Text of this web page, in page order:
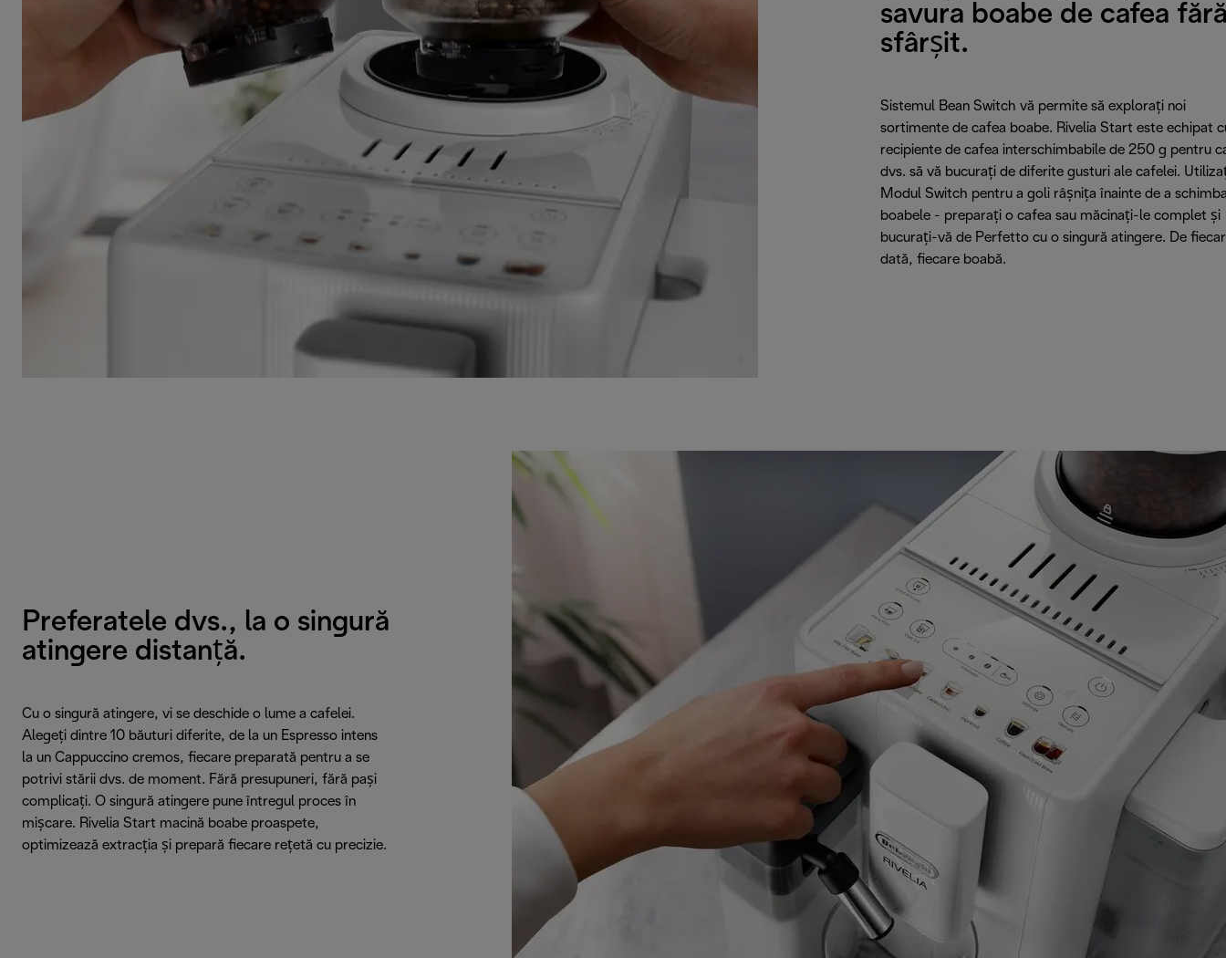
savura boabe de cafea
sfârșit.
Sistemul Bean Switch vă permite să explorați noi
sortimente de cafea boabe. Rivelia Start este echipat
recipiente de cafea interschimbabile de 250 g pentru
dvs. să vă bucurați de diferite gusturi ale cafelei.
Modul Switch pentru a goli râșnița înainte de a
boabele - preparați o cafea sau măcinați-le complet și
bucurați-vă de Perfetto cu o singură atingere. De
dată, fiecare boabă.
Preferatele dvs., la o singură
atingere distanță.
Cu o singură atingere, vi se deschide o lume a cafelei.
Alegeți dintre 10 băuturi diferite, de la un Espresso intens
la un Cappuccino cremos, fiecare preparată pentru a se
potrivi stării dvs. de moment. Fără presupuneri, fără pași
complicați. O singură atingere pune întregul proces în
mișcare. Rivelia Start macină boabe proaspete,
optimizează extracția și prepară fiecare rețetă cu precizie.